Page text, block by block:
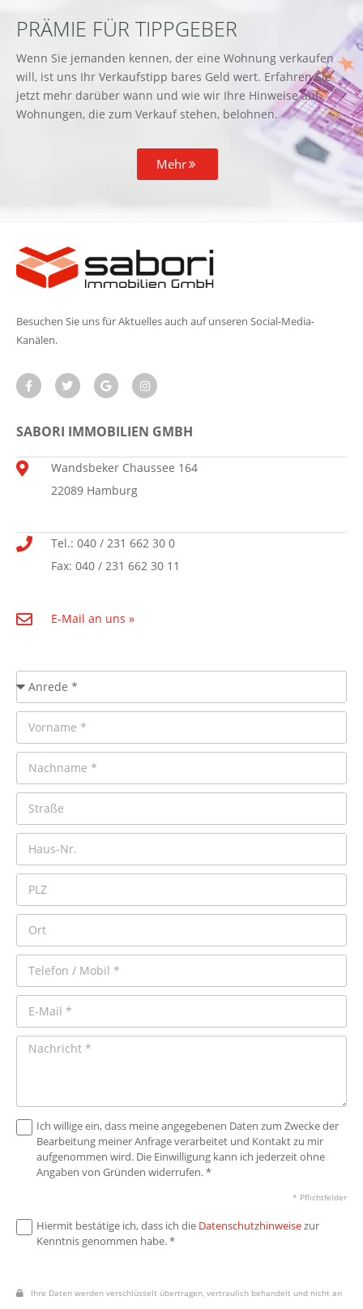
PRÄMIE FÜR TIPPGEBER
Wenn Sie jemanden kennen, der eine Wohnung verkaufen
will, ist uns Ihr Verkaufstipp bares Geld wert. Erfahren Sie
jetzt mehr darüber wann und wie wir Ihre Hinweise auf
Wohnungen, die zum Verkauf stehen, belohnen.
Mehr
Besuchen Sie uns für Aktuelles auch auf unseren Social-Media-
Kanälen.
SABORI IMMOBILIEN GMBH
Wandsbeker Chaussee 164
22089 Hamburg
Tel.: 040 / 231 662 30 0
Fax: 040 / 231 662 30 11
E-Mail an uns »
Ich willige ein, dass meine angegebenen Daten zum Zwecke der
Bearbeitung meiner Anfrage verarbeitet und Kontakt zu mir
aufgenommen wird. Die Einwilligung kann ich jederzeit ohne
Angaben von Gründen widerrufen. *
* Pflichtfelder
Hiermit bestätige ich, dass ich die Datenschutzhinweisezur
Kenntnis genommen habe. *
Ihre Daten werden verschlüsselt übertragen, vertraulich behandelt und nicht an